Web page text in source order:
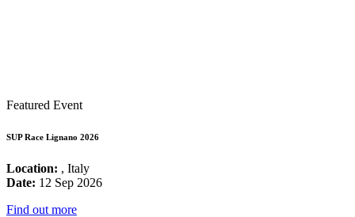
Featured Event
SUP Race Lignano 2026
Location: , Italy
Date: 12 Sep 2026
Find out more